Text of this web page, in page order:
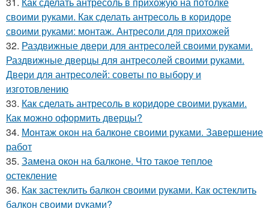
своими руками. Как сделать антресоль в коридоре
своими руками: монтаж. Антресоли для прихожей
32. Раздвижные двери для антресолей своими руками.
Раздвижные дверцы для антресолей своими руками.
Двери для антресолей: советы по выбору и
изготовлению
33. Как сделать антресоль в коридоре своими руками.
Как можно оформить дверцы?
34. Монтаж окон на балконе своими руками. Завершение
работ
35. Замена окон на балконе. Что такое теплое
остекление
36. Как застеклить балкон своими руками. Как остеклить
балкон своими руками?